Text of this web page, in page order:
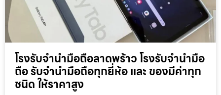
โรงรับจำนำมือถือลาดพร้าว โรงรับจำนำมือ
ถือ รับจำนำมือถือทุกยี่ห้อ และ ของมีค่าทุก
ชนิด ให้ราคาสูง